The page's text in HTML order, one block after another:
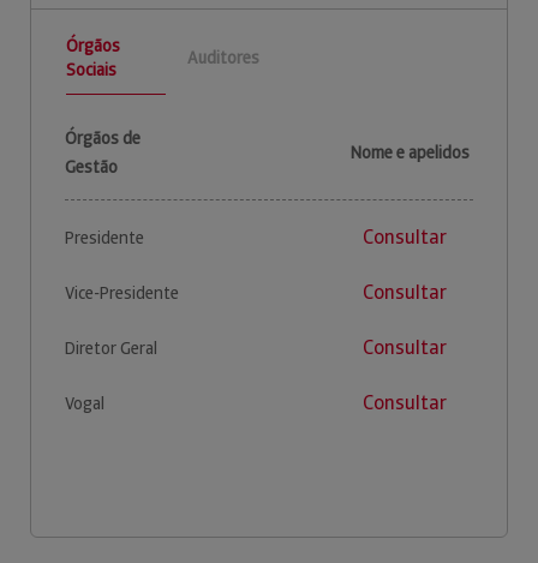
Órgãos
Sociais
Auditores
Órgãos de
Gestão
Nome e apelidos
Presidente Consultar
Vice-Presidente Consultar
Diretor Geral Consultar
Vogal Consultar